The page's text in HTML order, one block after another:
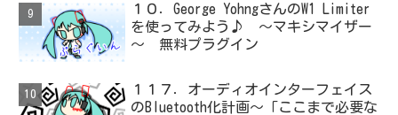
１０．George YohngさんのW1 Limiter
を使ってみよう♪ ～マキシマイザー
～ 無料プラグイン
１１７．オーディオインターフェイス
のBluetooth化計画～「ここまで必要な